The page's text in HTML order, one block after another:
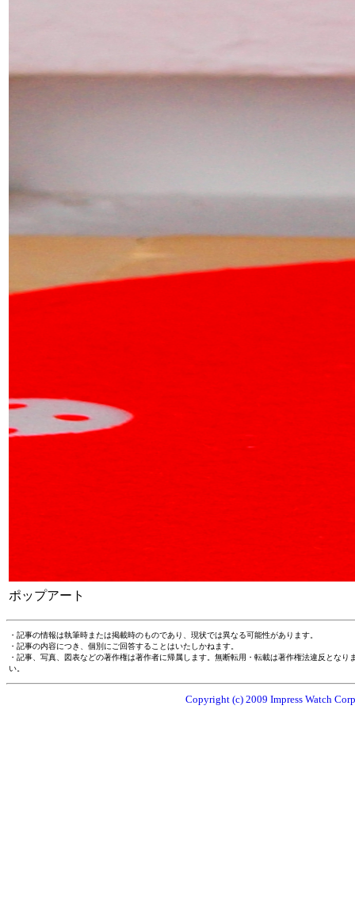
ポップアート
・記事の情報は執筆時または掲載時のものであり、現状では異なる可能性があります。
・記事の内容につき、個別にご回答することはいたしかねます。
・記事、写真、図表などの著作権は著作者に帰属します。無断転用・転載は著作権法違反とな
い。
Copyright (c) 2009 Impress Watch